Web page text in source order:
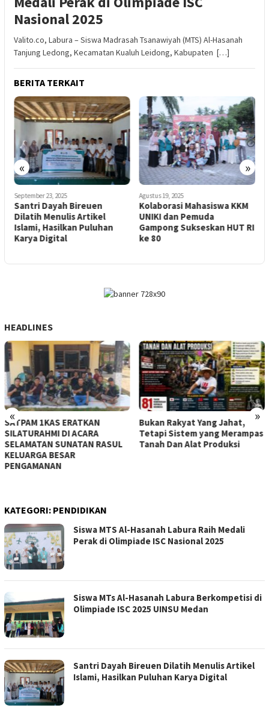
Nasional 2025
Valito.co, Labura – Siswa Madrasah Tsanawiyah (MTS) Al-Hasanah
Tanjung Ledong, Kecamatan Kualuh Leidong, Kabupaten […]
BERITA TERKAIT
« »
September 23, 2025
Santri Dayah Bireuen
Dilatih Menulis Artikel
Islami, Hasilkan Puluhan
Karya Digital
Agustus 19, 2025
Kolaborasi Mahasiswa KKM
UNIKI dan Pemuda
Gampong Sukseskan HUT RI
ke 80
HEADLINES
« »
‎SATPAM 1KAS ERATKAN
SILATURAHMI DI ACARA
SELAMATAN SUNATAN RASUL
KELUARGA BESAR
PENGAMANAN ‎
Bukan Rakyat Yang Jahat,
Tetapi Sistem yang Merampas
Tanah Dan Alat Produksi
KATEGORI: PENDIDIKAN
Siswa MTS Al-Hasanah Labura Raih Medali
Perak di Olimpiade ISC Nasional 2025
Siswa MTs Al-Hasanah Labura Berkompetisi di
Olimpiade ISC 2025 UINSU Medan
Santri Dayah Bireuen Dilatih Menulis Artikel
Islami, Hasilkan Puluhan Karya Digital